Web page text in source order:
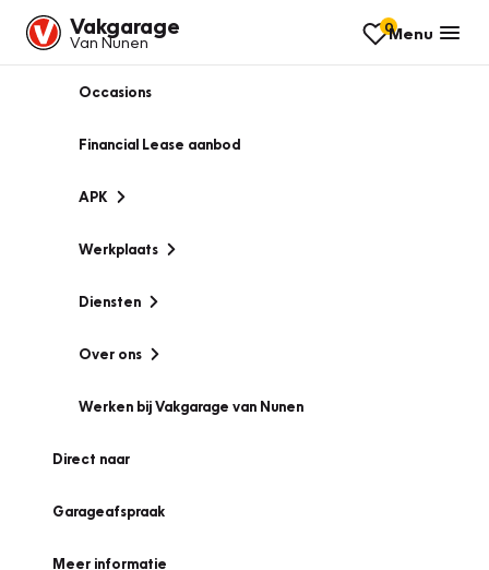
Vakgarage
Van Nunen
0Menu
Occasions
Financial Lease aanbod
APK
Werkplaats
Diensten
Over ons
Werken bij Vakgarage van Nunen
Direct naar
Garageafspraak
Meer informatie